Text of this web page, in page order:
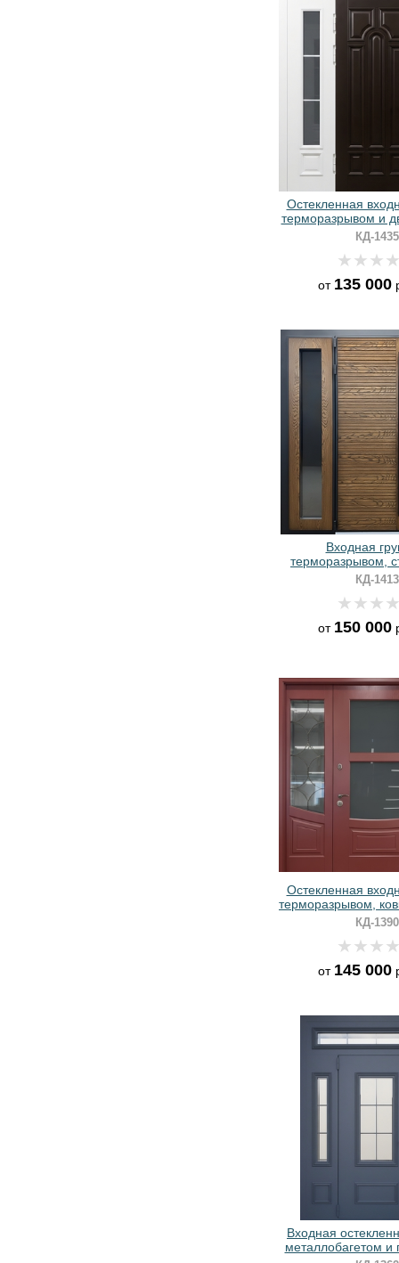
Остекленная
терморазрывом и
окрашенными
RAL
КД-1435
от 135 000
Входная
терморазрывом,
бокам, МДФ со
бугельной
КД-1413
от 150 000
Остекленная
терморазрывом,
и панелями МДФ с
эмалью
КД-1390
от 145 000
Входная
металлобагетом и